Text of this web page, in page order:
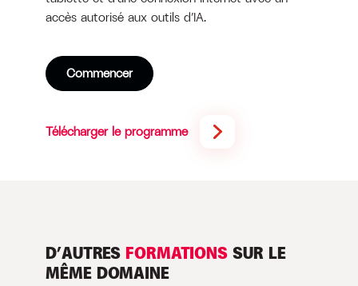
accès autorisé aux outils d’IA.
Commencer
Télécharger le programme
D’AUTRES FORMATIONSSUR LE
MÊME DOMAINE